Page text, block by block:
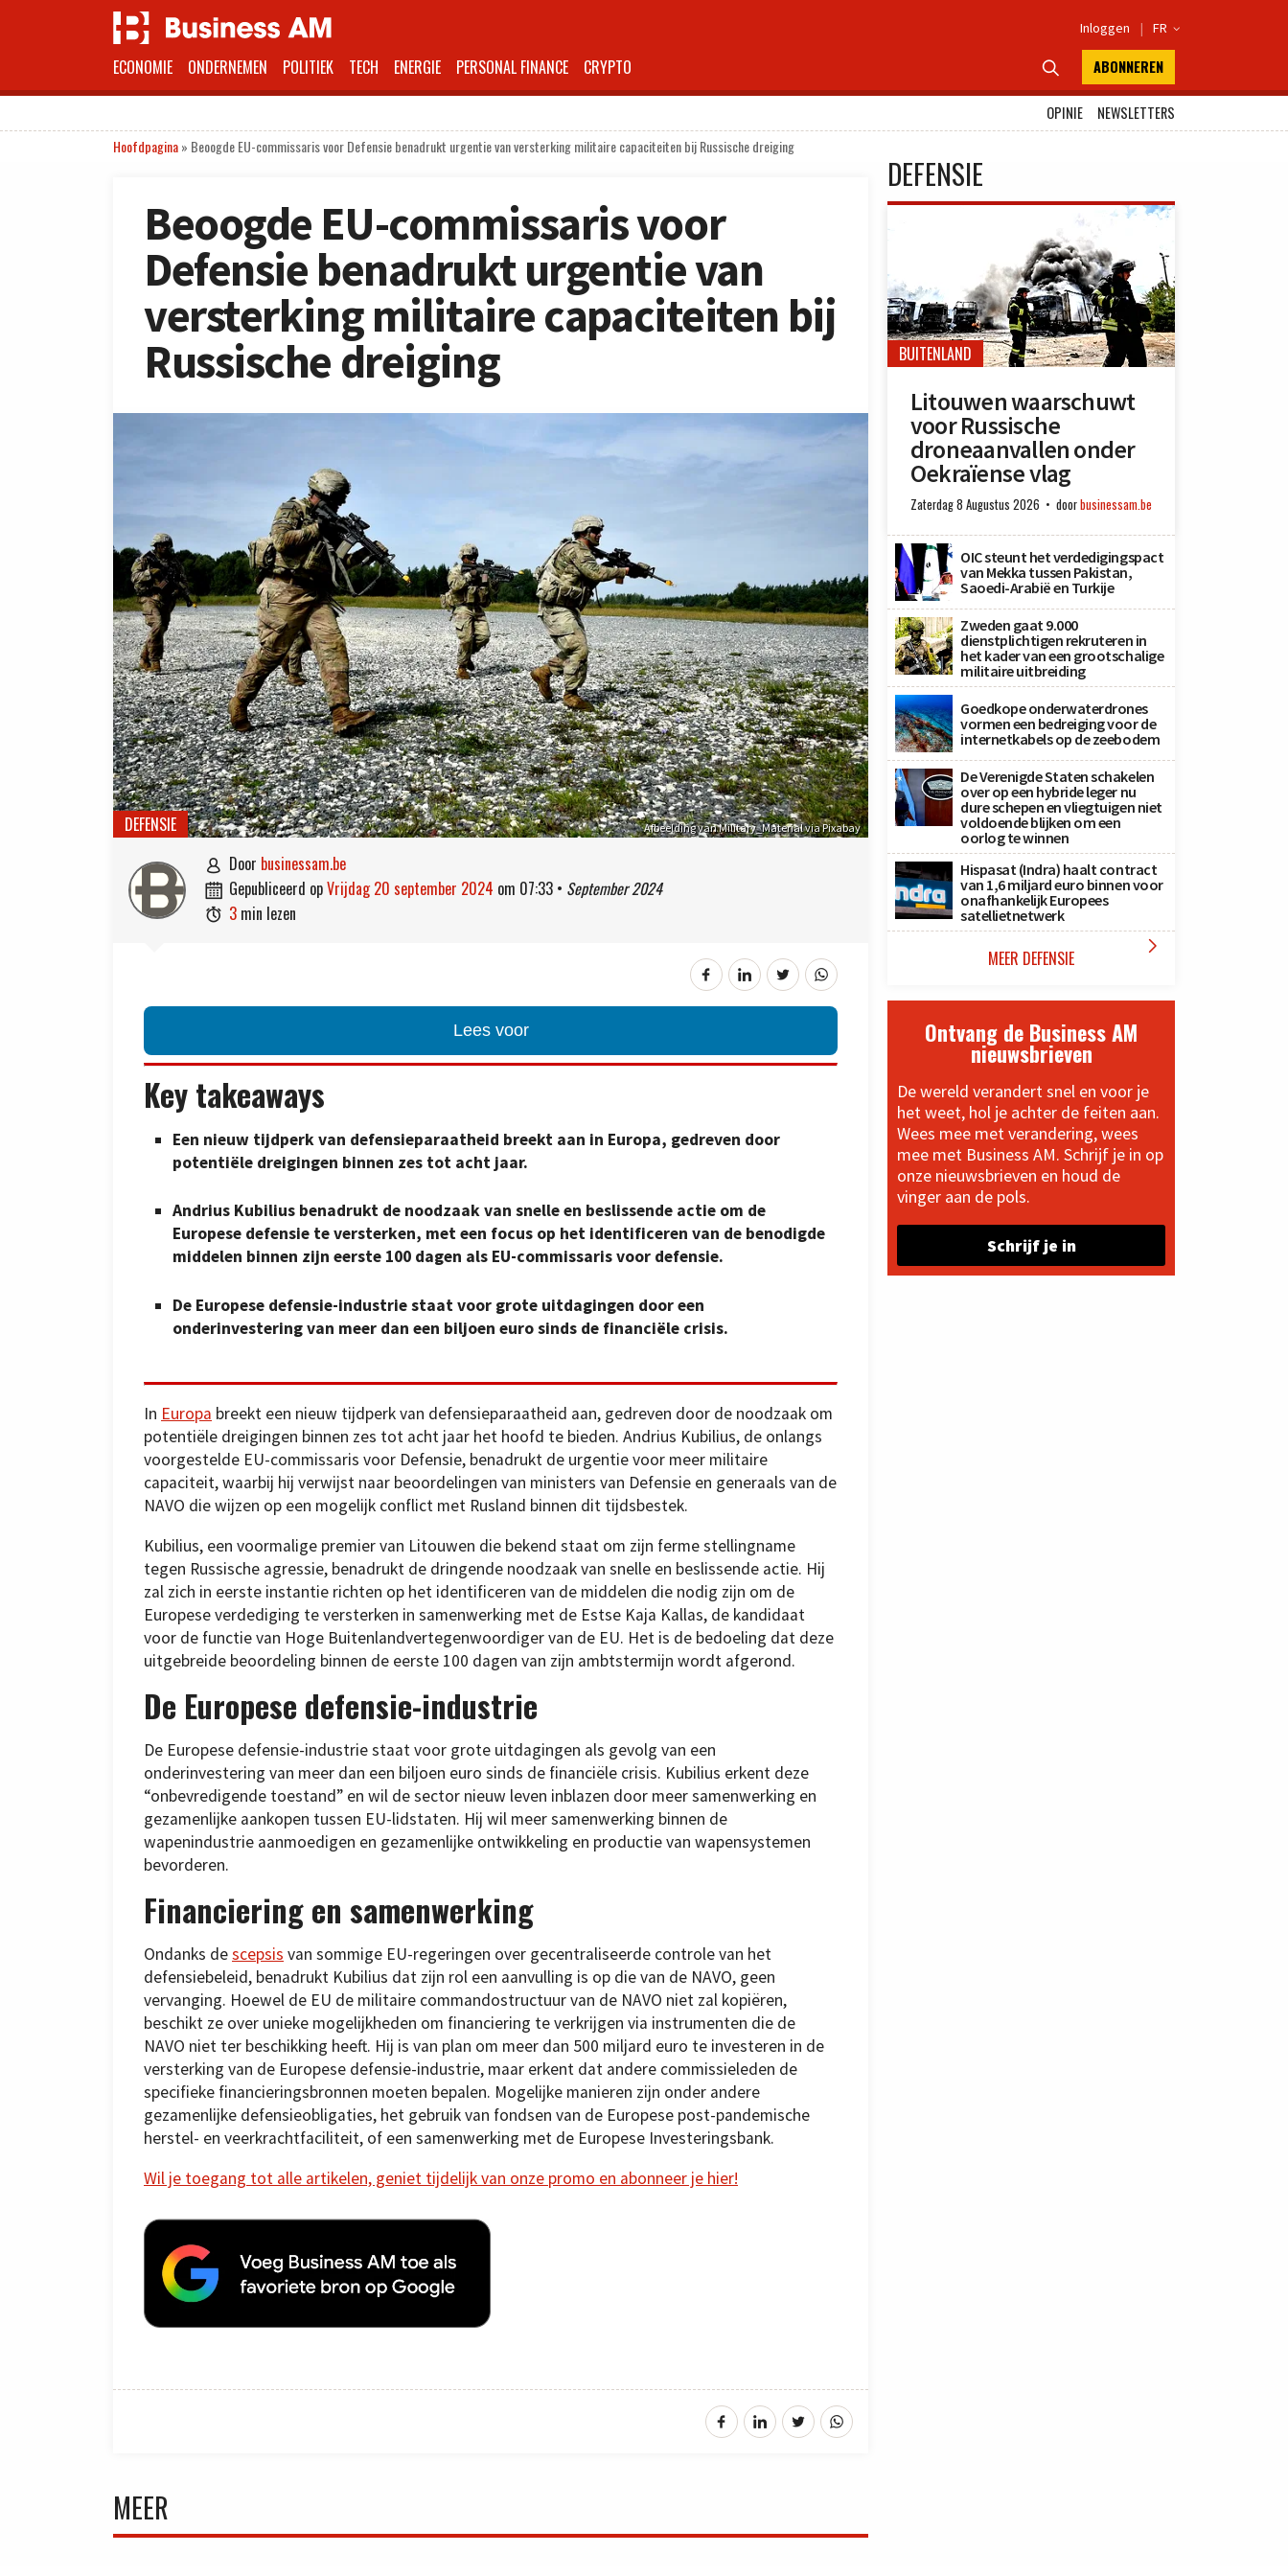
Inloggen | FR 
ECONOMIE ONDERNEMEN POLITIEK TECH ENERGIE PERSONAL FINANCE CRYPTO  ABONNEREN
OPINIE
NEWSLETTERS
Hoofdpagina» Beoogde EU-commissaris voor Defensie benadrukt urgentie van versterking militaire capaciteiten bij Russische dreiging
Beoogde EU-commissaris voor
Defensie benadrukt urgentie van
versterking militaire capaciteiten bij
Russische dreiging
Afbeelding van Military_Material via Pixabay
DEFENSIE
 door businessam.be
 gepubliceerd op vrijdag 20 september 2024 om 07:33 • September 2024
 3 min lezen
Lees voor
Key takeaways
Een nieuw tijdperk van defensieparaatheid breekt aan in Europa, gedreven door
potentiële dreigingen binnen zes tot acht jaar.
Andrius Kubilius benadrukt de noodzaak van snelle en beslissende actie om de
Europese defensie te versterken, met een focus op het identificeren van de benodigde
middelen binnen zijn eerste 100 dagen als EU-commissaris voor defensie.
De Europese defensie-industrie staat voor grote uitdagingen door een
onderinvestering van meer dan een biljoen euro sinds de financiële crisis.
In Europa breekt een nieuw tijdperk van defensieparaatheid aan, gedreven door de noodzaak om
potentiële dreigingen binnen zes tot acht jaar het hoofd te bieden. Andrius Kubilius, de onlangs
voorgestelde EU-commissaris voor Defensie, benadrukt de urgentie voor meer militaire
capaciteit, waarbij hij verwijst naar beoordelingen van ministers van Defensie en generaals van de
NAVO die wijzen op een mogelijk conflict met Rusland binnen dit tijdsbestek.
Kubilius, een voormalige premier van Litouwen die bekend staat om zijn ferme stellingname
tegen Russische agressie, benadrukt de dringende noodzaak van snelle en beslissende actie. Hij
zal zich in eerste instantie richten op het identificeren van de middelen die nodig zijn om de
Europese verdediging te versterken in samenwerking met de Estse Kaja Kallas, de kandidaat
voor de functie van Hoge Buitenlandvertegenwoordiger van de EU. Het is de bedoeling dat deze
uitgebreide beoordeling binnen de eerste 100 dagen van zijn ambtstermijn wordt afgerond.
De Europese defensie-industrie
De Europese defensie-industrie staat voor grote uitdagingen als gevolg van een
onderinvestering van meer dan een biljoen euro sinds de financiële crisis. Kubilius erkent deze
“onbevredigende toestand” en wil de sector nieuw leven inblazen door meer samenwerking en
gezamenlijke aankopen tussen EU-lidstaten. Hij wil meer samenwerking binnen de
wapenindustrie aanmoedigen en gezamenlijke ontwikkeling en productie van wapensystemen
bevorderen.
Financiering en samenwerking
Ondanks descepsis van sommige EU-regeringen over gecentraliseerde controle van het
defensiebeleid, benadrukt Kubilius dat zijn rol een aanvulling is op die van de NAVO, geen
vervanging. Hoewel de EU de militaire commandostructuur van de NAVO niet zal kopiëren,
beschikt ze over unieke mogelijkheden om financiering te verkrijgen via instrumenten die de
NAVO niet ter beschikking heeft. Hij is van plan om meer dan 500 miljard euro te investeren in de
versterking van de Europese defensie-industrie, maar erkent dat andere commissieleden de
specifieke financieringsbronnen moeten bepalen. Mogelijke manieren zijn onder andere
gezamenlijke defensieobligaties, het gebruik van fondsen van de Europese post-pandemische
herstel- en veerkrachtfaciliteit, of een samenwerking met de Europese Investeringsbank.
Wil je toegang tot alle artikelen, geniet tijdelijk van onze promo en abonneer je hier!
MEER
DEFENSIE
BUITENLAND
Litouwen waarschuwt
voor Russische
droneaanvallen onder
Oekraïense vlag
Zaterdag 8 Augustus 2026 doorbusinessam.be
OIC steunt het verdedigingspact
van Mekka tussen Pakistan,
Saoedi-Arabië en Turkije
Zweden gaat 9.000
dienstplichtigen rekruteren in
het kader van een grootschalige
militaire uitbreiding
Goedkope onderwaterdrones
vormen een bedreiging voor de
internetkabels op de zeebodem
De Verenigde Staten schakelen
over op een hybride leger nu
dure schepen en vliegtuigen niet
voldoende blijken om een
oorlog te winnen
Hispasat (Indra) haalt contract
van 1,6 miljard euro binnen voor
onafhankelijk Europees
satellietnetwerk
MEER DEFENSIE 
Ontvang de Business AM
nieuwsbrieven
De wereld verandert snel en voor je
het weet, hol je achter de feiten aan.
Wees mee met verandering, wees
mee met Business AM. Schrijf je in op
onze nieuwsbrieven en houd de
vinger aan de pols.
Schrijf je in